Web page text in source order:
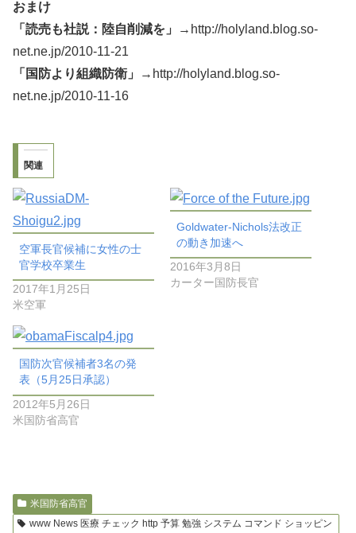
おまけ
「読売も社説：陸自削減を」
→http://holyland.blog.so-
net.ne.jp/2010-11-21
「国防より組織防衛」
→http://holyland.blog.so-
net.ne.jp/2010-11-16
関連
空軍長官候補に女性の士
官学校卒業生
2017年1月25日
米空軍
Goldwater-Nichols法改正
の動き加速へ
2016年3月8日
カーター国防長官
国防次官候補者3名の発
表（5月25日承認）
2012年5月26日
米国防省高官
米国防省高官
www News 医療 チェック http 予算 勉強 システム コマンド ショッピン